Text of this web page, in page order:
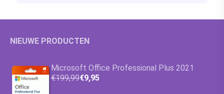
NIEUWE PRODUCTEN
Microsoft Office Professional Plus 2021
€199,99€9,95